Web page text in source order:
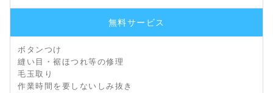
無料サービス
ボタンつけ
縫い目・裾ほつれ等の修理
毛玉取り
作業時間を要しないしみ抜き